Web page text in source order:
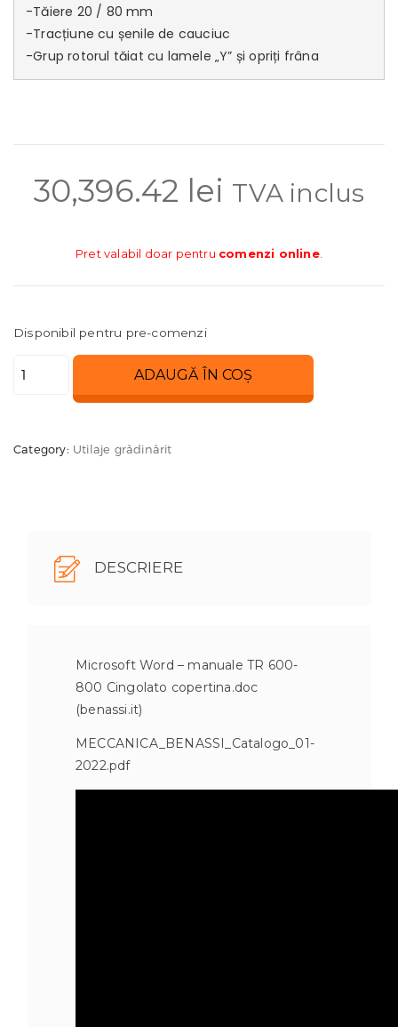
-Tăiere 20 / 80 mm
-Tracțiune cu șenile de cauciuc
-Grup rotorul tăiat cu lamele „Y” și opriți frâna
30,396.42 lei TVA inclus
Pret valabil doar pentru comenzi online.
Disponibil pentru pre-comenzi
Cantitate
ADAUGĂ ÎN COȘ
Category: Utilaje grădinărit
DESCRIERE
Microsoft Word – manuale TR 600-
800 Cingolato copertina.doc
(benassi.it)
MECCANICA_BENASSI_Catalogo_01-
2022.pdf